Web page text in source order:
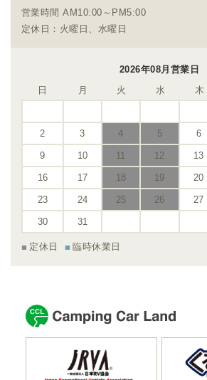
営業時間 AM10:00～PM5:00
定休日：火曜日、水曜日
2026年08月営業日
日
月 火 水 木
2 3 4 5 6
9 10 11 12 13
16 17 18 19 20
23 24 25 26 27
30 31
定休日 臨時休業日